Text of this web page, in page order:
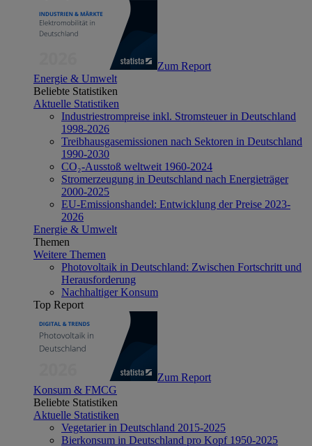
Zum Report
Energie & Umwelt
Beliebte Statistiken
Aktuelle Statistiken
Industriestrompreise inkl. Stromsteuer in Deutschland
1998-2026
Treibhausgasemissionen nach Sektoren in Deutschland
1990-2030
CO₂-Ausstoß weltweit 1960-2024
Stromerzeugung in Deutschland nach Energieträger
2000-2025
EU-Emissionshandel: Entwicklung der Preise 2023-
2026
Energie & Umwelt
Themen
Weitere Themen
Photovoltaik in Deutschland: Zwischen Fortschritt und
Herausforderung
Nachhaltiger Konsum
Top Report
Zum Report
Konsum & FMCG
Beliebte Statistiken
Aktuelle Statistiken
Vegetarier in Deutschland 2015-2025
Bierkonsum in Deutschland pro Kopf 1950-2025